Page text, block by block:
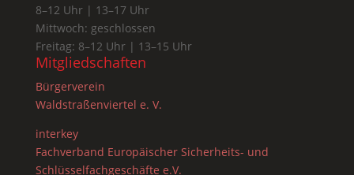
8–12 Uhr | 13–17 Uhr
Mittwoch: geschlossen
Freitag: 8–12 Uhr | 13–15 Uhr
Mitgliedschaften
Bürgerverein
Waldstraßenviertel e. V.
interkey
Fachverband Europäischer Sicherheits- und
Schlüsselfachgeschäfte e.V.